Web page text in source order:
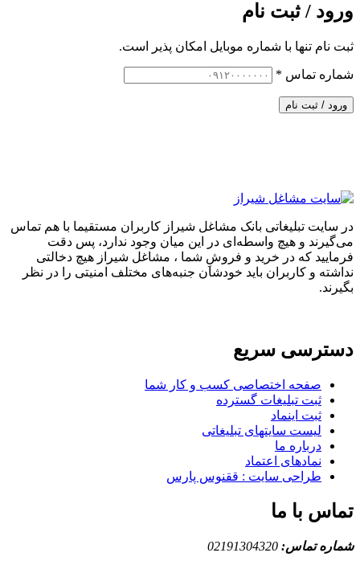
ورود / ثبت نام
ثبت نام تنها با شماره موبایل امکان پذیر است.
شماره تماس *
ورود / ثبت نام
در سایت تبلیغاتی بانک مشاغل شیراز کاربران مستقیما با هم تماس
می‌گیرند و هیچ واسطه‌ای در این میان وجود ندارد، پس دقت
فرمایید که در خرید و فروشِ شما ، مشاغل شیراز هیچ دخالتی
نداشته و کاربران باید خودشان جنبه‌های مختلف امنیتی را در نظر
بگیرند.
دسترسی سریع
صفحه اختصاصی کسب و کار شما
ثبت تبلیغات گسترده
ثبت اینماد
لیست سایتهای تبلیغاتی
درباره ما
نمادهای اعتماد
طراحی سایت : ققنوس پارس
تماس با ما
شماره تماس: 02191304320